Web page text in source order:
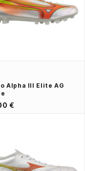
Alpha III Elite AG
€